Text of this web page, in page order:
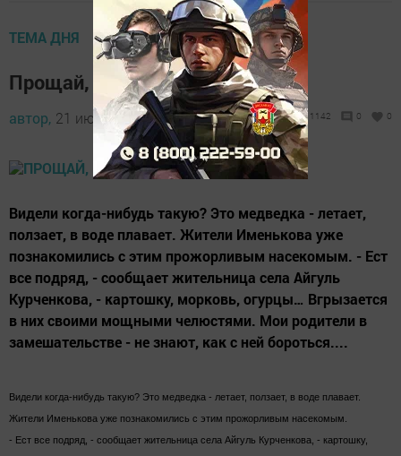
ТЕМА ДНЯ
Прощай, медведка!
автор, 21 июня 2015 - 11:13 1142 0 0
Видели когда-нибудь такую? Это медведка - летает,
ползает, в воде плавает. Жители Именькова уже
познакомились с этим прожорливым насекомым. - Ест
все подряд, - сообщает жительница села Айгуль
Курченкова, - картошку, морковь, огурцы… Вгрызается
в них своими мощными челюстями. Мои родители в
замешательстве - не знают, как с ней бороться....
Видели когда-нибудь такую? Это медведка - летает, ползает, в воде плавает.
Жители Именькова уже познакомились с этим прожорливым насекомым.
- Ест все подряд, - сообщает жительница села Айгуль Курченкова, - картошку,